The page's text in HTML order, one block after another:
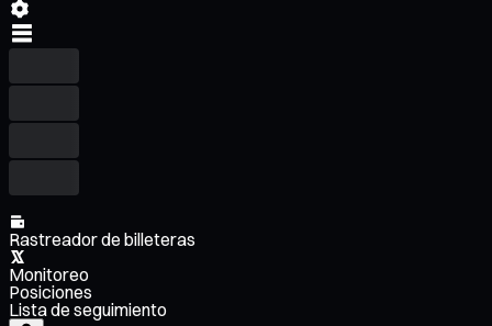
Rastreador de billeteras
Monitoreo
Posiciones
Lista de seguimiento